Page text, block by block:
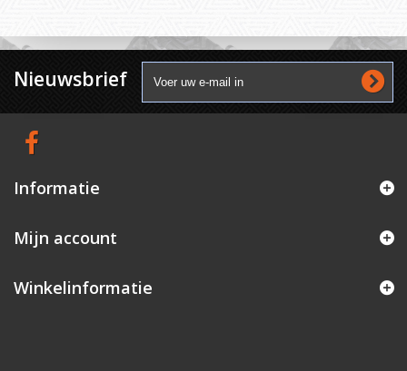
Nieuwsbrief
Informatie
Mijn account
Winkelinformatie